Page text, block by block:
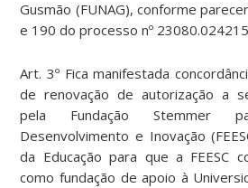
Gusmão (FUNAG), conforme
e 190 do processo nº
Art. 3º Fica manifestada
de renovação de autorização a
pela Fundação Stemmer
Desenvolvimento e Inovação
da Educação para que a FEESC
como fundação de apoio à